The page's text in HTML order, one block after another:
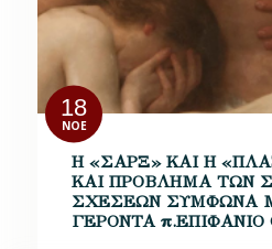
18
ΝΟΈ
Η «ΣΑΡΞ» ΚΑΙ Η
ΚΑΙ ΠΡΟΒΛΗΜΑ ΤΩΝ
ΣΧΕΣΕΩΝ ΣΥΜΦΩΝΑ
ΓΕΡΟΝΤΑ